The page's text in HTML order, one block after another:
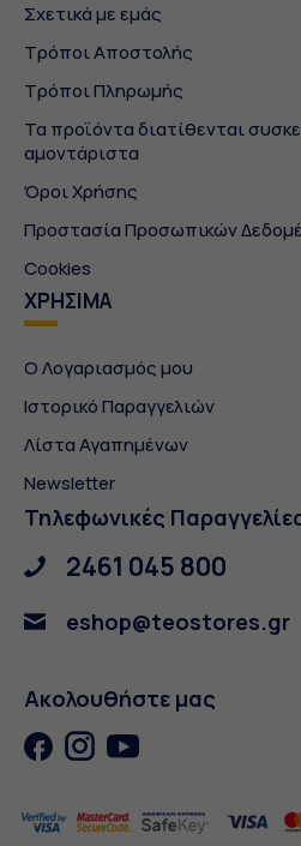
Σχετικά με εμάς
Τρόποι Αποστολής
Τρόποι Πληρωμής
Τα προϊόντα διατίθενται
αμοντάριστα
Όροι Χρήσης
Προστασία Προσωπικών
Cookies
ΧΡΗΣΙΜΑ
Ο Λογαριασμός μου
Ιστορικό Παραγγελιών
Λίστα Αγαπημένων
Newsletter
Τηλεφωνικές
2461 045 800
eshop@teostores.gr
Ακολουθήστε μας